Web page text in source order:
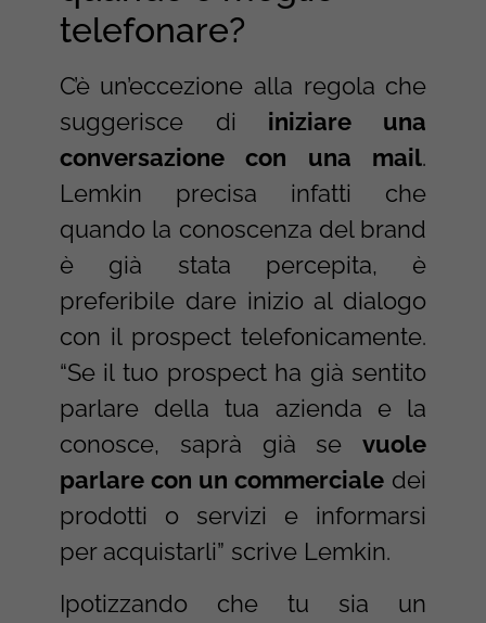
telefonare?
C’è un’eccezione alla regola che
suggerisce di iniziare una
conversazione con una mail.
Lemkin precisa infatti che
quando la conoscenza del brand
è già stata percepita, è
preferibile dare inizio al dialogo
con il prospect telefonicamente.
“Se il tuo prospect ha già sentito
parlare della tua azienda e la
conosce, saprà già sevuole
parlare con un commerciale dei
prodotti o servizi e informarsi
per acquistarli” scrive Lemkin.
Ipotizzando che tu sia un